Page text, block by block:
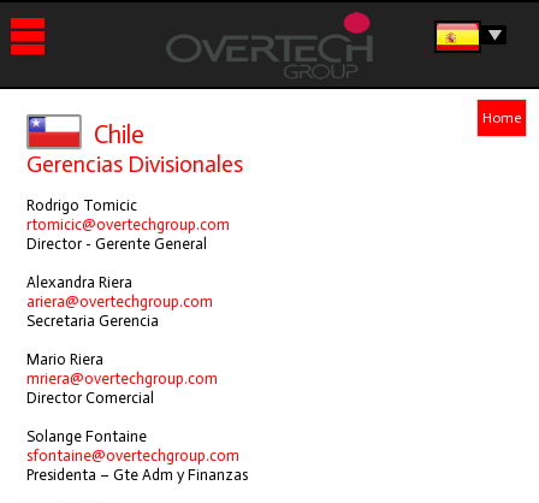
Home
HOME
ACCESO CLIENTE
PRODUCTOS
OVERCALL
HOTELERA
FIDELITY
FONOMAIL
RECALL
SERVICIOS
NOTICIAS
PAÍSES
CHILE
PERÚ
ECUADOR
COSTA RICA
PANAMÁ
GUATEMALA
COLOMBIA
URUGUAY
CONTACTO
Chile
Gerencias Divisionales
Rodrigo Tomicic
rtomicic@overtechgroup.com
Director - Gerente General
Alexandra Riera
ariera@overtechgroup.com
Secretaria Gerencia
Mario Riera
mriera@overtechgroup.com
Director Comercial
Solange Fontaine
sfontaine@overtechgroup.com
Presidenta – Gte Adm y Finanzas